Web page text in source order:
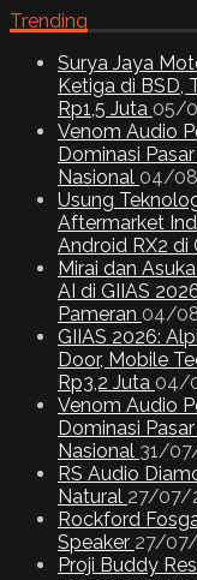
Trending
Surya Jaya
Ketiga di BSD,
Rp1,5 Juta 05/
Venom Audio
Dominasi
Nasional 04/
Usung
Aftermarket
Android RX2 di
Mirai dan
AI di GIIAS
Pameran 04/
GIIAS 2026:
Door, Mobile
Rp3,2 Juta 04/
Venom Audio
Dominasi
Nasional 31/
RS Audio
Natural 27/07/
Rockford
Speaker 27/
Proji Buddy